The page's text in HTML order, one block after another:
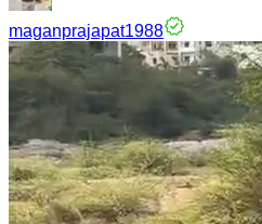
maganprajapat1988